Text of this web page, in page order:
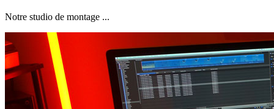
Notre studio de montage ...